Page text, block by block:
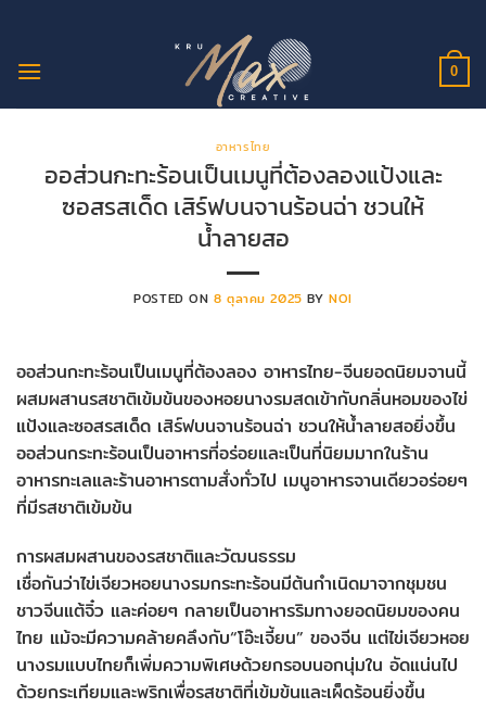
ยัง
0
อาหารไทย
ออส่วนกะทะร้อนเป็นเมนูที่ต้องลองแป้งและ
ซอสรสเด็ด เสิร์ฟบนจานร้อนฉ่า ชวนให้
น้ำลายสอ
POSTED ON 8 ตุลาคม 2025 BY NOI
ออส่วนกะทะร้อนเป็นเมนูที่ต้องลอง อาหารไทย-จีนยอดนิยมจานนี้
ผสมผสานรสชาติเข้มข้นของหอยนางรมสดเข้ากับกลิ่นหอมของไข่
แป้งและซอสรสเด็ด เสิร์ฟบนจานร้อนฉ่า ชวนให้น้ำลายสอยิ่งขึ้น
ออส่วนกระทะร้อนเป็นอาหารที่อร่อยและเป็นที่นิยมมากในร้าน
อาหารทะเลและร้านอาหารตามสั่งทั่วไป เมนูอาหารจานเดียวอร่อยๆ
ที่มีรสชาติเข้มข้น
การผสมผสานของรสชาติและวัฒนธรรม
เชื่อกันว่าไข่เจียวหอยนางรมกระทะร้อนมีต้นกำเนิดมาจากชุมชน
ชาวจีนแต้จิ๋ว และค่อยๆ กลายเป็นอาหารริมทางยอดนิยมของคน
ไทย แม้จะมีความคล้ายคลึงกับ“โอ๊ะเจี้ยน” ของจีน แต่ไข่เจียวหอย
นางรมแบบไทยก็เพิ่มความพิเศษด้วยกรอบนอกนุ่มใน อัดแน่นไป
ด้วยกระเทียมและพริกเพื่อรสชาติที่เข้มข้นและเผ็ดร้อนยิ่งขึ้น